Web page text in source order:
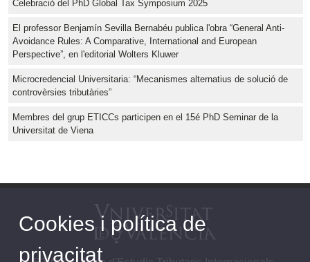
Celebració del PhD Global Tax Symposium 2025
El professor Benjamín Sevilla Bernabéu publica l'obra “General Anti-
Avoidance Rules: A Comparative, International and European
Perspective”, en l'editorial Wolters Kluwer
Microcredencial Universitaria: “Mecanismes alternatius de solució de
controvèrsies tributàries”
Membres del grup ETICCs participen en el 15é PhD Seminar de la
Universitat de Viena
Cookies i política de
privacitat